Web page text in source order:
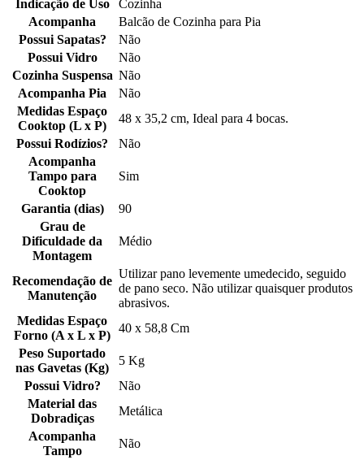
Indicação de Uso
Cozinha
Acompanha
Balcão de Cozinha para Pia
Possui Sapatas?
Não
Possui Vidro
Não
Cozinha Suspensa Não
Acompanha Pia
Não
Medidas Espaço
Cooktop (L x P)
48 x 35,2 cm, Ideal para 4 bocas.
Possui Rodízios?
Não
Acompanha
Tampo para
Cooktop
Sim
Garantia (dias)
90
Grau de
Dificuldade da
Montagem
Médio
Recomendação de
Manutenção
Utilizar pano levemente umedecido, seguido
de pano seco. Não utilizar quaisquer produtos
abrasivos.
Medidas Espaço
Forno (A x L x P)
40 x 58,8 Cm
Peso Suportado
nas Gavetas (Kg)
5 Kg
Possui Vidro?
Não
Material das
Dobradiças
Metálica
Acompanha
Tampo
Não